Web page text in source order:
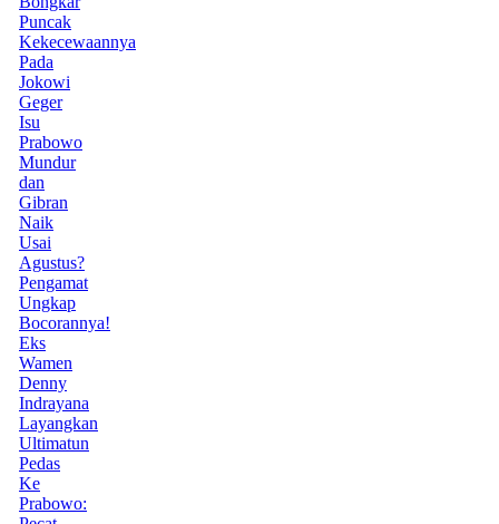
Puncak
Kekecewaannya
Pada
Jokowi
Geger
Isu
Prabowo
Mundur
dan
Gibran
Naik
Usai
Agustus?
Pengamat
Ungkap
Bocorannya!
Eks
Wamen
Denny
Indrayana
Layangkan
Ultimatun
Pedas
Ke
Prabowo: